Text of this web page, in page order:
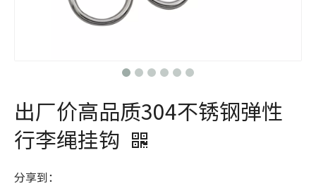
出厂价高品质304不锈钢弹性
行李绳挂钩
分享到：